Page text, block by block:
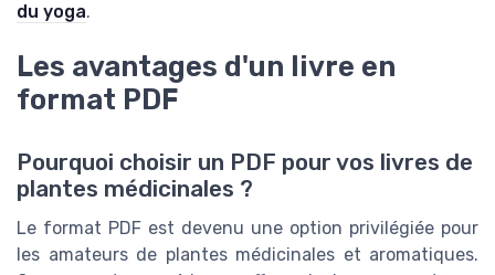
du yoga.
Les avantages d'un livre en
format PDF
Pourquoi choisir un PDF pour vos livres de
plantes médicinales ?
Le format PDF est devenu une option privilégiée pour
les amateurs de plantes médicinales et aromatiques.